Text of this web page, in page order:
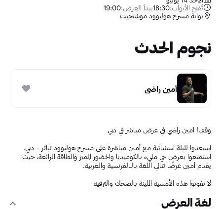
تُفتح الأبواب:18:30يبدأ العرض:19:00
بوابة مسرح هوليوود موشنجيت
نجوم الحدث
أمين راضي
وقف! امين راضي في عرض مباشر في دبي
استعدوا لليلة استثنائية مع أمين مباشرة على مسرح هوليوود ثياتر – دبي.
استمتعوا بعرض حي مليء بالكوميديا والحضور المميز والطاقة الرائعة، حيث
يقدم أمين عرضًا ثنائي اللغة بالـالفرنسية والعربية.
لا تفوتوا هذه الأمسية المليئة بالضحك والترفيه
لغة العرض